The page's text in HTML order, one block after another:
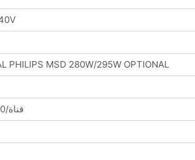
PHILIPS MSD 280W/295W OPTIONAL
16 قناة/20 قناة